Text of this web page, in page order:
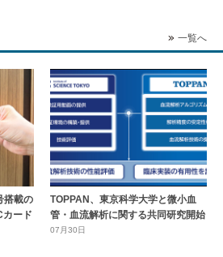
一覧へ
搭載の
カード
TOPPAN、東京科学大学と微小血
管・血流解析に関する共同研究開始
07月30日